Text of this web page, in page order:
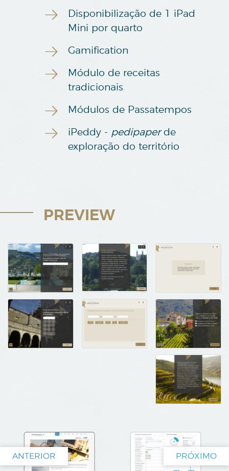
Disponibilização de 1 iPad
Mini por quarto
Gamification
Módulo de receitas
tradicionais
Módulos de Passatempos
iPeddy - pedipaperde
exploração do território
PREVIEW
ANTERIOR PRÓXIMO